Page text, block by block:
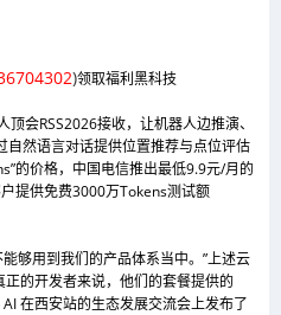
)领取福利黑科技
会RSS2026接收，让机器人边推演、
然语言对话提供位置推荐与点位评估
的价格，中国电信推出最低9.9元/月的
提供免费3000万Tokens测试额
够用到我们的产品体系当中。”上述云
的开发者来说，他们的套餐提供的
在西安站的生态发展交流会上发布了